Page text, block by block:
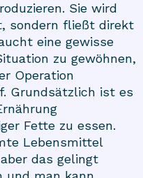
Sie wird
sondern fließt direkt
eine gewisse
zu gewöhnen,
Operation
Grundsätzlich ist es
Fette zu essen.
Lebensmittel
das gelingt